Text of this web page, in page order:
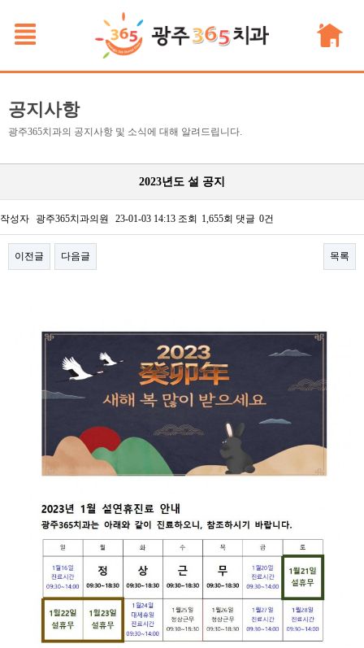
공지사항
광주365치과의 공지사항 및 소식에 대해 알려드립니다.
2023년도 설 공지
작성자 광주365치과의원 23-01-03 14:13 조회 1,655회 댓글 0건
이전글 다음글 목록